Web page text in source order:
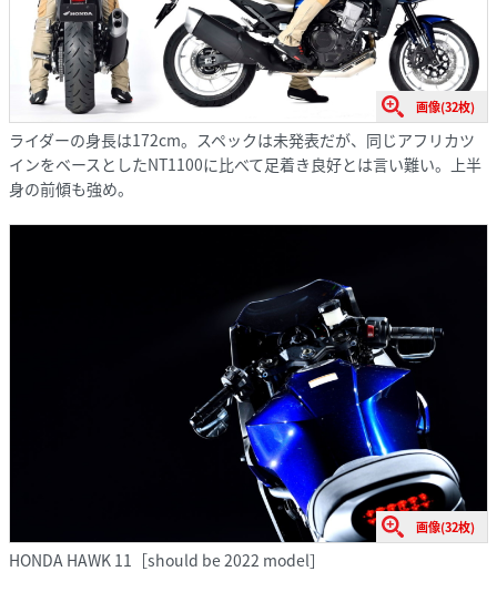
画像(32枚)
ライダーの身長は172cm。スペックは未発表だが、同じアフリカツ
インをベースとしたNT1100に比べて足着き良好とは言い難い。上半
身の前傾も強め。
画像(32枚)
HONDA HAWK 11［should be 2022 model］